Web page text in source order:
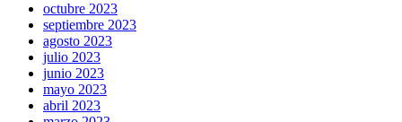
octubre 2023
septiembre 2023
agosto 2023
julio 2023
junio 2023
mayo 2023
abril 2023